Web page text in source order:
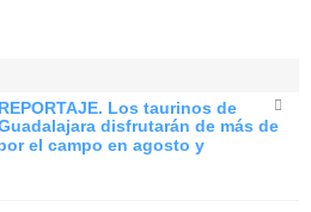
REPORTAJE. Los taurinos de
disfrutarán de más de
el campo en agosto y